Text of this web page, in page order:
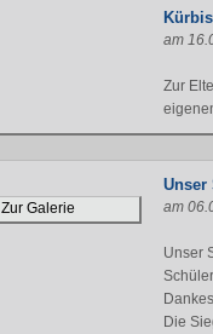
am
Zur
Zur Galerie
Unser
am
Unser
Die